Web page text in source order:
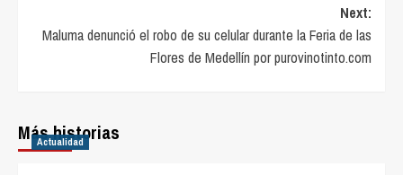
Next:
Maluma denunció el robo de su celular durante la Feria de las
Flores de Medellín por purovinotinto.com
Más historias
Actualidad